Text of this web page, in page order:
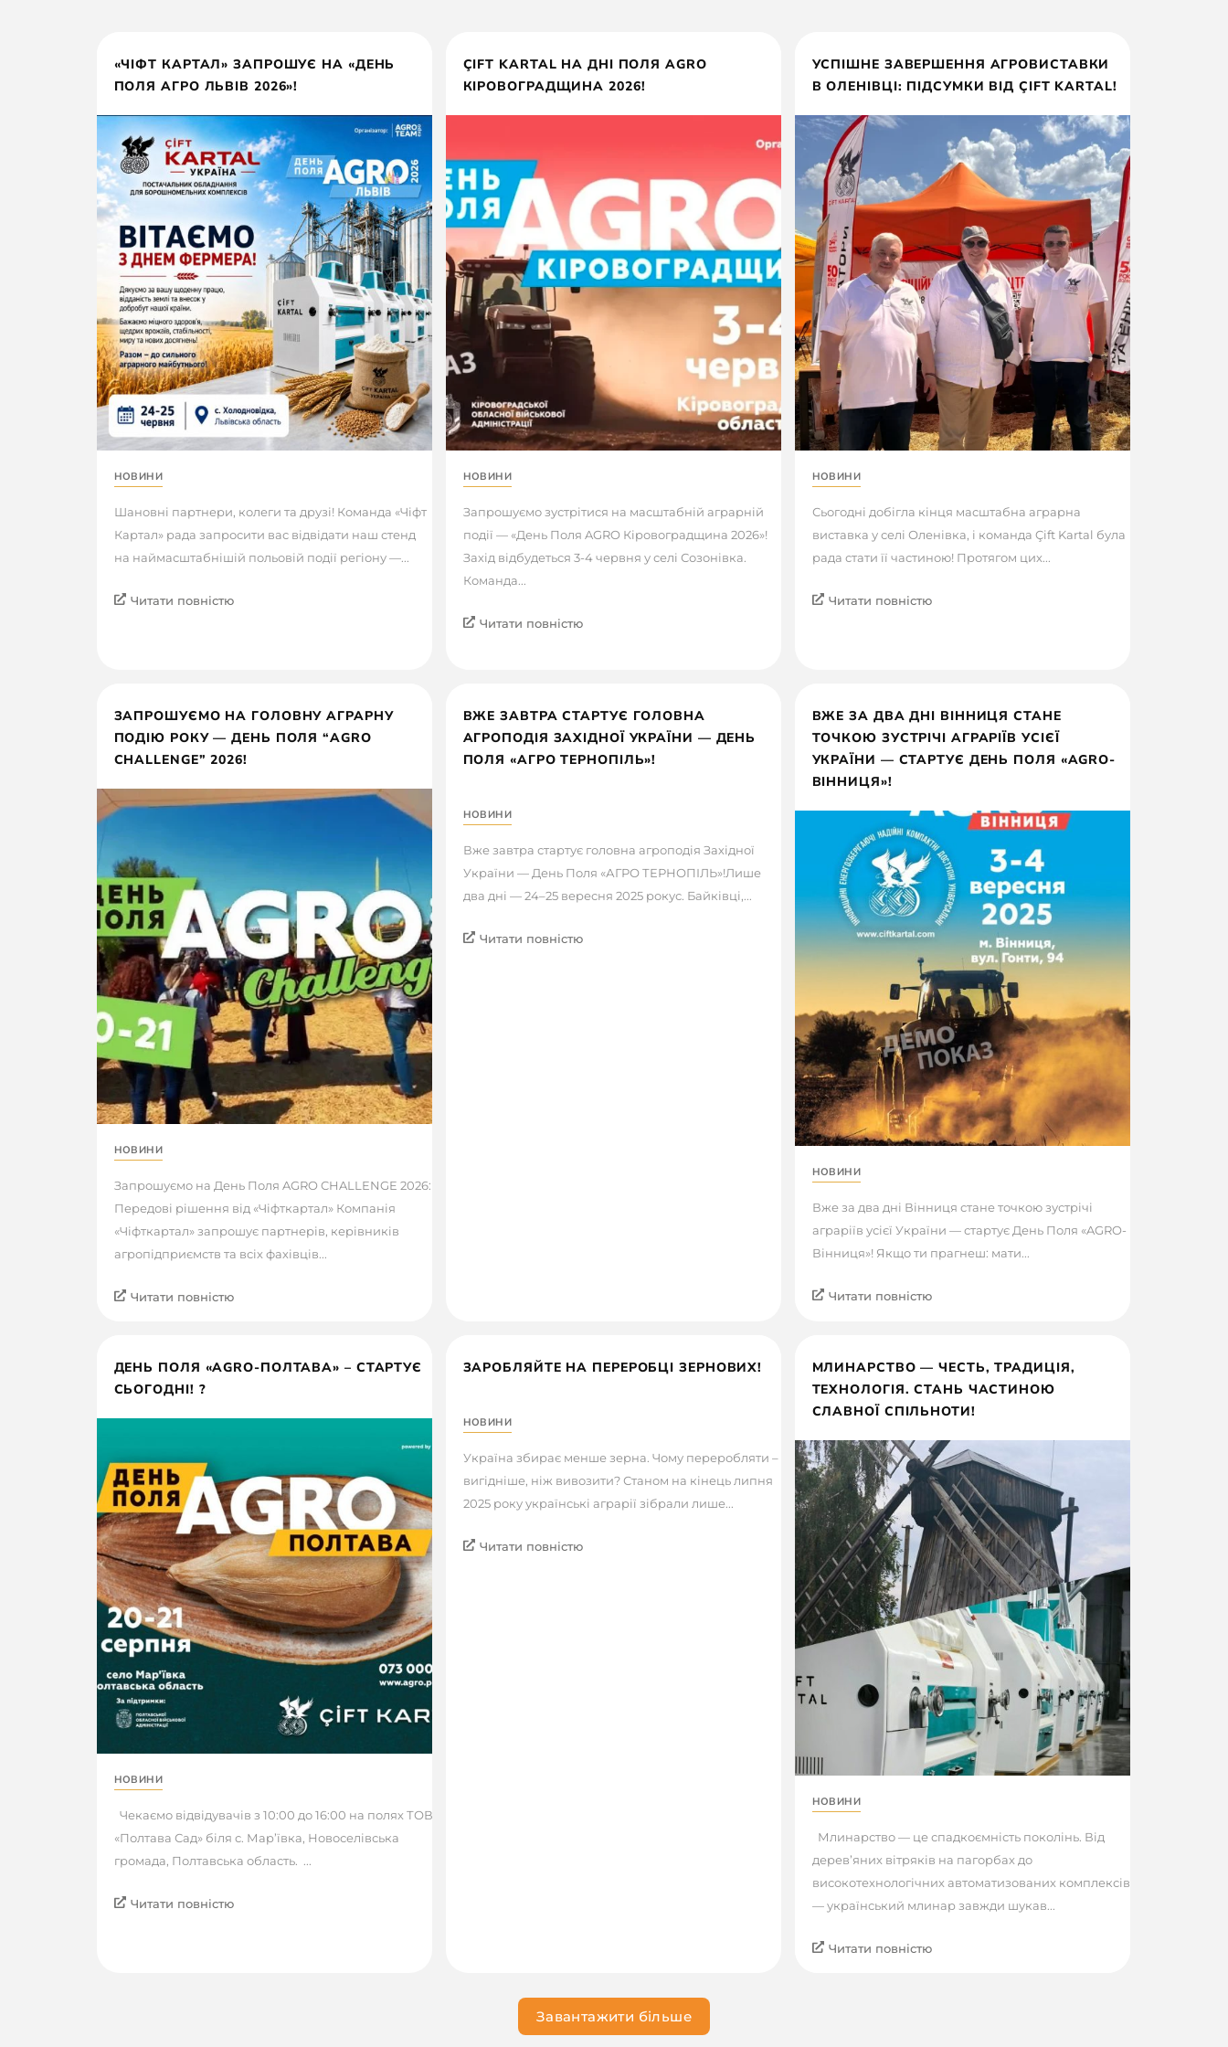
«ЧІФТ КАРТАЛ» ЗАПРОШУЄ НА «ДЕНЬ
ПОЛЯ АГРО ЛЬВІВ 2026»!
НОВИНИ
Шановні партнери, колеги та друзі! Команда «Чіфт
Картал» рада запросити вас відвідати наш стенд
на наймасштабнішій польовій події регіону —...
Читати повністю
ÇIFT KARTAL НА ДНІ ПОЛЯ AGRO
КІРОВОГРАДЩИНА 2026!
НОВИНИ
Запрошуємо зустрітися на масштабній аграрній
події — «День Поля AGRO Кіровоградщина 2026»!
Захід відбудеться 3-4 червня у селі Созонівка.
Команда...
Читати повністю
УСПІШНЕ ЗАВЕРШЕННЯ АГРОВИСТАВКИ
В ОЛЕНІВЦІ: ПІДСУМКИ ВІД ÇIFT KARTAL!
НОВИНИ
Сьогодні добігла кінця масштабна аграрна
виставка у селі Оленівка, і команда Çift Kartal була
рада стати її частиною! Протягом цих...
Читати повністю
ЗАПРОШУЄМО НА ГОЛОВНУ АГРАРНУ
ПОДІЮ РОКУ — ДЕНЬ ПОЛЯ “AGRO
CHALLENGE” 2026!
НОВИНИ
Запрошуємо на День Поля AGRO CHALLENGE 2026:
Передові рішення від «Чіфткартал» Компанія
«Чіфткартал» запрошує партнерів, керівників
агропідприємств та всіх фахівців...
Читати повністю
ВЖЕ ЗАВТРА СТАРТУЄ ГОЛОВНА
АГРОПОДІЯ ЗАХІДНОЇ УКРАЇНИ — ДЕНЬ
ПОЛЯ «АГРО ТЕРНОПІЛЬ»!
НОВИНИ
Вже завтра стартує головна агроподія Західної
України — День Поля «АГРО ТЕРНОПІЛЬ»!Лише
два дні — 24–25 вересня 2025 рокус. Байківці,...
Читати повністю
ВЖЕ ЗА ДВА ДНІ ВІННИЦЯ СТАНЕ
ТОЧКОЮ ЗУСТРІЧІ АГРАРІЇВ УСІЄЇ
УКРАЇНИ — СТАРТУЄ ДЕНЬ ПОЛЯ «AGRO-
ВІННИЦЯ»!
НОВИНИ
Вже за два дні Вінниця стане точкою зустрічі
аграріїв усієї України — стартує День Поля «AGRO-
Вінниця»! Якщо ти прагнеш: мати...
Читати повністю
ДЕНЬ ПОЛЯ «AGRO-ПОЛТАВА» – СТАРТУЄ
СЬОГОДНІ! ?
НОВИНИ
Чекаємо відвідувачів з 10:00 до 16:00 на полях ТОВ
«Полтава Сад» біля с. Мар’ївка, Новоселівська
громада, Полтавська область. ...
Читати повністю
ЗАРОБЛЯЙТЕ НА ПЕРЕРОБЦІ ЗЕРНОВИХ!
НОВИНИ
Україна збирає менше зерна. Чому переробляти –
вигідніше, ніж вивозити? Станом на кінець липня
2025 року українські аграрії зібрали лише...
Читати повністю
МЛИНАРСТВО — ЧЕСТЬ, ТРАДИЦІЯ,
ТЕХНОЛОГІЯ. СТАНЬ ЧАСТИНОЮ
СЛАВНОЇ СПІЛЬНОТИ!
НОВИНИ
Млинарство — це спадкоємність поколінь. Від
дерев’яних вітряків на пагорбах до
високотехнологічних автоматизованих комплексів
— український млинар завжди шукав...
Читати повністю
Завантажити більше